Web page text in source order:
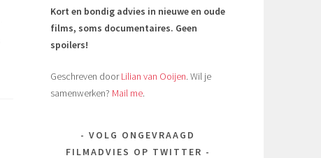
Kort en bondig advies in nieuwe en oude
films, soms documentaires. Geen
spoilers!
Geschreven doorLilian van Ooijen. Wil je
samenwerken? Mail me.
VOLG ONGEVRAAGD
FILMADVIES OP TWITTER